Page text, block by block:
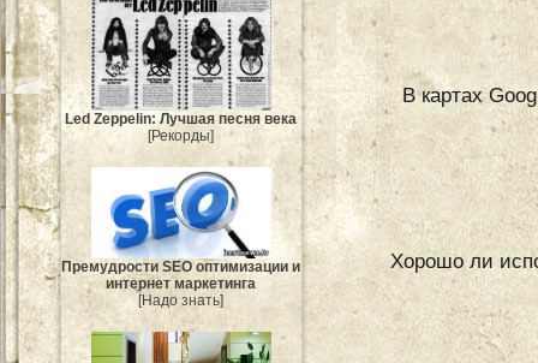
Led Zeppelin: Лучшая песня века
[Рекорды]
Премудрости SEO оптимизации и
интернет маркетинга
[Надо знать]
В картах
Хорошо ли